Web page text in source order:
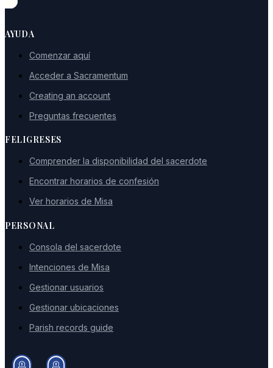
AYUDA
Comenzar aquí
Acceder a Sacramentum
Creating an account
Preguntas frecuentes
FELIGRESES
Comprender la disponibilidad del sacerdote
Encontrar horarios de confesión
Ver horarios de Misa
PERSONAL
Consola del sacerdote
Intenciones de Misa
Gestionar usuarios
Gestionar ubicaciones
Parish records guide